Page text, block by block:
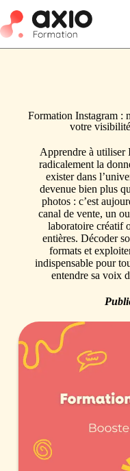
Formation Instagram :
votre
Apprendre à utiliser
radicalement la
exister dans
devenue bien plus
photos : c’est
canal de vente, un
laboratoire créatif
entières. Décoder
formats et
indispensable pour
entendre sa voix